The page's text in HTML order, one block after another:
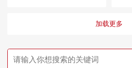
加载更多